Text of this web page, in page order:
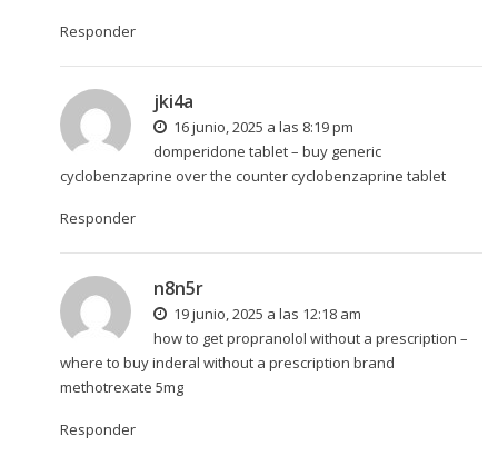
Responder
jki4a
16 junio, 2025 a las 8:19 pm
domperidone tablet – buy generic
cyclobenzaprine over the countercyclobenzaprine tablet
Responder
n8n5r
19 junio, 2025 a las 12:18 am
how to get propranolol without a prescription –
where to buy inderal without a prescription brand
methotrexate 5mg
Responder